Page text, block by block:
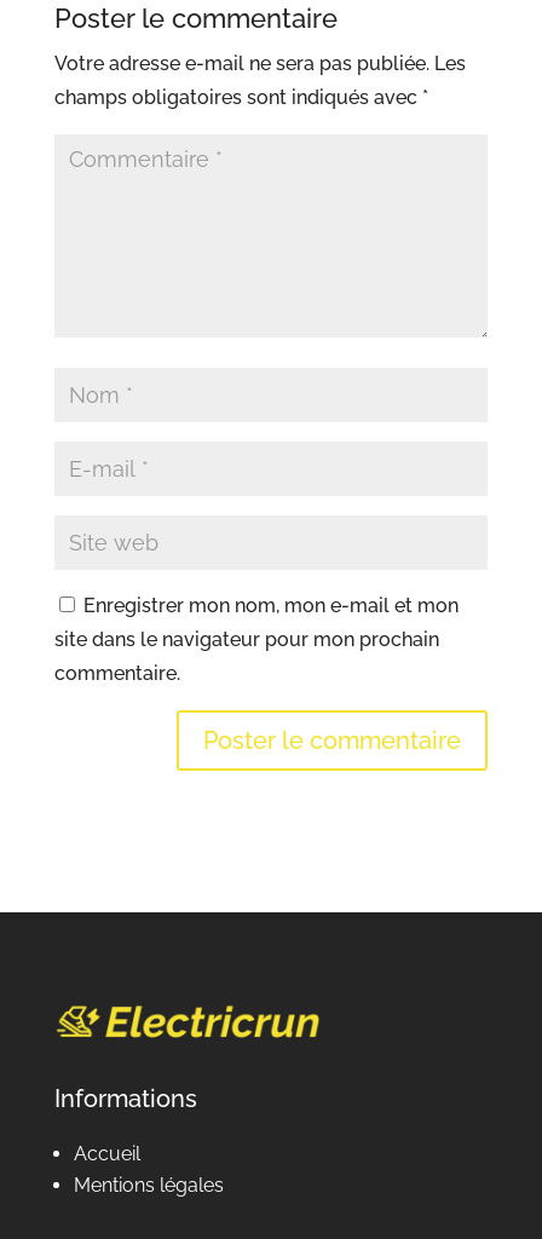
Poster le commentaire
Votre adresse e-mail ne sera pas publiée. Les
champs obligatoires sont indiqués avec *
Enregistrer mon nom, mon e-mail et mon
site dans le navigateur pour mon prochain
commentaire.
Informations
Accueil
Mentions légales